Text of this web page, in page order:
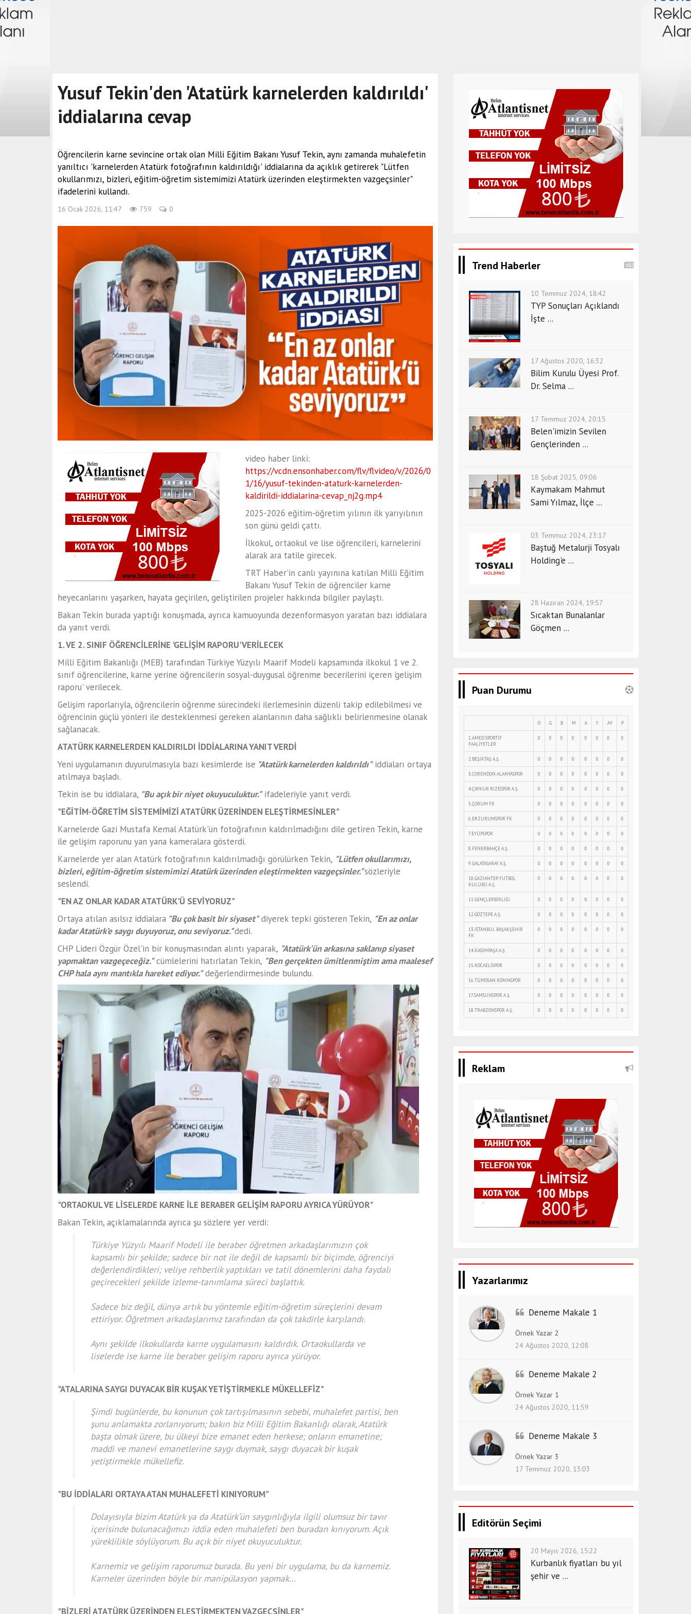
Yusuf Tekin'den 'Atatürk karnelerden kaldırıldı'
iddialarına cevap
Öğrencilerin karne sevincine ortak olan Milli Eğitim Bakanı Yusuf Tekin, aynı zamanda muhalefetin
yanıltıcı 'karnelerden Atatürk fotoğrafının kaldırıldığı' iddialarına da açıklık getirerek "Lütfen
okullarımızı, bizleri, eğitim-öğretim sistemimizi Atatürk üzerinden eleştirmekten vazgeçsinler"
ifadelerini kullandı.
16 Ocak 2026, 11:47 759 0
video haber linki:
https://vcdn.ensonhaber.com/flv/flvideo/v/2026/0
1/16/yusuf-tekinden-ataturk-karnelerden-
kaldirildi-iddialarina-cevap_nj2g.mp4
2025-2026 eğitim-öğretim yılının ilk yarıyılının
son günü geldi çattı.
İlkokul, ortaokul ve lise öğrencileri, karnelerini
alarak ara tatile girecek.
TRT Haber'in canlı yayınına katılan Milli Eğitim
Bakanı Yusuf Tekin de öğrenciler karne
heyecanlarını yaşarken, hayata geçirilen, geliştirilen projeler hakkında bilgiler paylaştı.
Bakan Tekin burada yaptığı konuşmada, ayrıca kamuoyunda dezenformasyon yaratan bazı iddialara
da yanıt verdi.
1. VE 2. SINIF ÖĞRENCİLERİNE 'GELİŞİM RAPORU' VERİLECEK
Milli Eğitim Bakanlığı (MEB) tarafından Türkiye Yüzyılı Maarif Modeli kapsamında ilkokul 1 ve 2.
sınıf öğrencilerine, karne yerine öğrencilerin sosyal-duygusal öğrenme becerilerini içeren 'gelişim
raporu' verilecek.
Gelişim raporlarıyla, öğrencilerin öğrenme sürecindeki ilerlemesinin düzenli takip edilebilmesi ve
öğrencinin güçlü yönleri ile desteklenmesi gereken alanlarının daha sağlıklı belirlenmesine olanak
sağlanacak.
ATATÜRK KARNELERDEN KALDIRILDI İDDİALARINA YANIT VERDİ
Yeni uygulamanın duyurulmasıyla bazı kesimlerde ise "Atatürk karnelerden kaldırıldı"iddiaları ortaya
atılmaya başladı.
Tekin ise bu iddialara, "Bu açık bir niyet okuyuculuktur."ifadeleriyle yanıt verdi.
"EĞİTİM-ÖĞRETİM SİSTEMİMİZİ ATATÜRK ÜZERİNDEN ELEŞTİRMESİNLER"
Karnelerde Gazi Mustafa Kemal Atatürk'ün fotoğrafının kaldırılmadığını dile getiren Tekin, karne
ile gelişim raporunu yan yana kameralara gösterdi.
Karnelerde yer alan Atatürk fotoğrafının kaldırılmadığı görülürken Tekin, "Lütfen okullarımızı,
bizleri, eğitim-öğretim sistemimizi Atatürk üzerinden eleştirmekten vazgeçsinler."sözleriyle
seslendi.
"EN AZ ONLAR KADAR ATATÜRK'Ü SEVİYORUZ"
Ortaya atılan asılsız iddialara "Bu çok basit bir siyaset"diyerek tepki gösteren Tekin, "En az onlar
kadar Atatürk’e saygı duyuyoruz, onu seviyoruz."dedi.
CHP Lideri Özgür Özel'in bir konuşmasından alıntı yaparak, "Atatürk’ün arkasına saklanıp siyaset
yapmaktan vazgeçeceğiz."cümlelerini hatırlatan Tekin, "Ben gerçekten ümitlenmiştim ama maalesef
CHP hala aynı mantıkla hareket ediyor."değerlendirmesinde bulundu.
"ORTAOKUL VE LİSELERDE KARNE İLE BERABER GELİŞİM RAPORU AYRICA YÜRÜYOR"
Bakan Tekin, açıklamalarında ayrıca şu sözlere yer verdi:
Türkiye Yüzyılı Maarif Modeli ile beraber öğretmen arkadaşlarımızın çok
kapsamlı bir şekilde; sadece bir not ile değil de kapsamlı bir biçimde, öğrenciyi
değerlendirdikleri; veliye rehberlik yaptıkları ve tatil dönemlerini daha faydalı
geçirecekleri şekilde izleme-tanımlama süreci başlattık.
Sadece biz değil, dünya artık bu yöntemle eğitim-öğretim süreçlerini devam
ettiriyor. Öğretmen arkadaşlarımız tarafından da çok takdirle karşılandı.
Aynı şekilde ilkokullarda karne uygulamasını kaldırdık. Ortaokullarda ve
liselerde ise karne ile beraber gelişim raporu ayrıca yürüyor.
"ATALARINA SAYGI DUYACAK BİR KUŞAK YETİŞTİRMEKLE MÜKELLEFİZ"
Şimdi bugünlerde, bu konunun çok tartışılmasının sebebi, muhalefet partisi, ben
şunu anlamakta zorlanıyorum; bakın biz Milli Eğitim Bakanlığı olarak, Atatürk
başta olmak üzere, bu ülkeyi bize emanet eden herkese; onların emanetine;
maddi ve manevi emanetlerine saygı duymak, saygı duyacak bir kuşak
yetiştirmekle mükellefiz.
"BU İDDİALARI ORTAYA ATAN MUHALEFETİ KINIYORUM"
Dolayısıyla bizim Atatürk ya da Atatürk’ün saygınlığıyla ilgili olumsuz bir tavır
içerisinde bulunacağımızı iddia eden muhalefeti ben buradan kınıyorum. Açık
yüreklilikle söylüyorum. Bu açık bir niyet okuyuculuktur.
Karnemiz ve gelişim raporumuz burada. Bu yeni bir uygulama, bu da karnemiz.
Karneler üzerinden böyle bir manipülasyon yapmak…
"BİZLERİ ATATÜRK ÜZERİNDEN ELEŞTİRMEKTEN VAZGEÇSİNLER"
Trend Haberler
10 Temmuz 2024, 18:42
TYP Sonuçları Açıklandı
İşte ...
17 Ağustos 2020, 16:32
Bilim Kurulu Üyesi Prof.
Dr. Selma ...
17 Temmuz 2024, 20:15
Belen'imizin Sevilen
Gençlerinden ...
18 Şubat 2025, 09:06
Kaymakam Mahmut
Sami Yılmaz, İlçe ...
03 Temmuz 2024, 23:17
Baştuğ Metalurji Tosyalı
Holding'e ...
28 Haziran 2024, 19:57
Sıcaktan Bunalanlar
Göçmen ...
Puan Durumu
O G B M A Y AV P
1.AMED SPORTİF
FAALİYETLER
0 0 0 0 0 0 0 0
2.BEŞİKTAŞ A.Ş. 0 0 0 0 0 0 0 0
3.CORENDON ALANYASPOR 0 0 0 0 0 0 0 0
4.ÇAYKUR RİZESPOR A.Ş. 0 0 0 0 0 0 0 0
5.ÇORUM FK 0 0 0 0 0 0 0 0
6.ERZURUMSPOR FK 0 0 0 0 0 0 0 0
7.EYÜPSPOR 0 0 0 0 0 0 0 0
8.FENERBAHÇE A.Ş. 0 0 0 0 0 0 0 0
9.GALATASARAY A.Ş. 0 0 0 0 0 0 0 0
10.GAZİANTEP FUTBOL
KULÜBÜ A.Ş.
0 0 0 0 0 0 0 0
11.GENÇLERBİRLİĞİ 0 0 0 0 0 0 0 0
12.GÖZTEPE A.Ş. 0 0 0 0 0 0 0 0
13.İSTANBUL BAŞAKŞEHİR
FK
0 0 0 0 0 0 0 0
14.KASIMPAŞA A.Ş. 0 0 0 0 0 0 0 0
15.KOCAELİSPOR 0 0 0 0 0 0 0 0
16.TÜMOSAN KONYASPOR 0 0 0 0 0 0 0 0
17.SAMSUNSPOR A.Ş. 0 0 0 0 0 0 0 0
18.TRABZONSPOR A.Ş. 0 0 0 0 0 0 0 0
Reklam
Yazarlarımız
Deneme Makale 1
Örnek Yazar 2
24 Ağustos 2020, 12:08
Deneme Makale 2
Örnek Yazar 1
24 Ağustos 2020, 11:59
Deneme Makale 3
Örnek Yazar 3
17 Temmuz 2020, 13:03
Editörün Seçimi
20 Mayıs 2026, 15:22
Kurbanlık fiyatları bu yıl
şehir ve ...